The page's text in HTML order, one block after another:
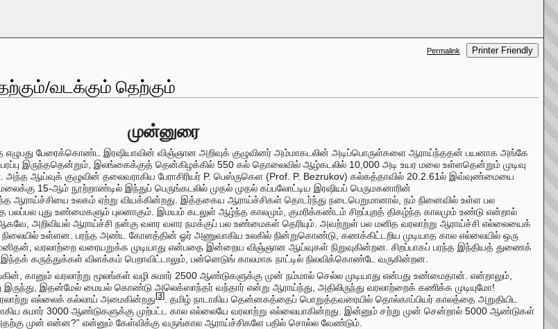
Permalink Printer Friendly
வடக்கும் தெற்கும்
முன்னுரை
பேரைக்கொண்ட இரஷியாவின் விஞ்ஞான அறிவுக் குழுவினர் அம்மாகடலின் அடிப்பொருள்களை ஆராய்ந்ததன் பயனாக அங்கே
இருந்ததென்றும், இலங்கைக்குத் தென்கிழக்கில் 550 கல் தொலைவில் ஆழ்கடலில் 10,000 அடி உயர மலை உள்ளதென்றும் முடிவு
ஆய்வுக் குழுவின் தலைவராகிய பேராசிரியர் P. பெஸ்ருகெள (Prof. P. Bezrukov) கல்கத்தாவில் 20.2.61ல் இவ்வுண்மையை
15-ஆம் நூற்றாண்டில் இந்துப் பெருங்கடலில் முதல் முதல் கப்பலோட்டிய இரஷியப் பெருமகனாரின்
ஆராய்ச்சியை உலகம் ஏற்று வியக்கின்றது. இத்தகைய ஆராய்ச்சிகள் தொடர்ந்து நடைபெறுமானால், நம் நினைவில் உள்ள பல
புது உண்மைகளும் புலனாகும். இமயம் கடலுள் ஆழ்ந்த காலமும், குமரிக்கண்டம் சிறப்புறத் திகழ்ந்த காலமும் உண்டு என்றால்
அறிவியல் ஆராய்ச்சி நன்கு வளர வளர நமக்குப் பல உண்மைகள் தெரியும். அவற்றுள் பல மனித வரலாற்று ஆராய்ச்சி எல்லையைக்
நிலையில் உள்ளன. பரந்த அண்ட கோளத்தின் ஓர் அணுவாகிய உலகில் நின்றுகொண்டு, கணக்கிட்டறிய முடியாத கால எல்லையில் ஒரு
வரலாற்றை வரையறுக்க முடியாது என்பதை இன்றைய விஞ்ஞான ஆய்வுகள் நிறுவுகின்றன. சிறப்பாகப் பரந்த இந்தியத் துணைக்
கருத்துக்கள் விளக்கம் பெறாவிட்டாலும், பன்னெடுங் காலமாக நாட்டில் நிலவிக்கொண்டே வருகின்றன.
கானும் வரலாற்று மூலங்கள் வழி சுமார் 2500 ஆண்டுகளுக்கு முன் நம்மால் செல்ல முடியாது என்பது உண்மைதான். என்றாலும்,
இதன்மேல் மையல் கொண்டு அலெக்ஸாந்தர் வந்தார் என்று ஆராய்ந்து, அதிலிருந்து வரலாற்றைக் கணிக்க முடியுமோ!
எல்லைக் கல்லாய் அமைகின்றது[3]
. தமிழ் நாடாகிய தென்னகத்தைப் பொறுத்தவரையில் தொல்காப்பியர் காலத்தை அறுதியிட
சுமார் 3000 ஆண்டுகளுக்கு முற்பட்ட கால எல்லையே வரலாற்று எல்லையாகின்றது. இன்னும் சற்று முன் சென்றால் 5000 ஆண்டுகள்
முன் என்ன?” என்னும் கேள்விக்கு வருங்கால ஆராய்ச்சிகளே பதில் சொல்ல வேண்டும்.